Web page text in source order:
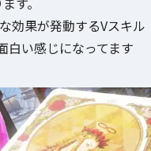
効果が発動するVスキル
白い感じになってます